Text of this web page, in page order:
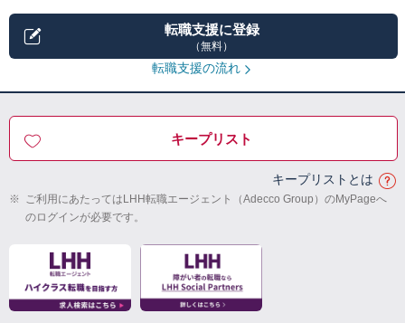
転職支援に登録
（無料）
転職支援の流れ
キープリスト
キープリストとは
※ ご利用にあたってはLHH転職エージェント（Adecco Group）のMyPageへ
のログインが必要です。